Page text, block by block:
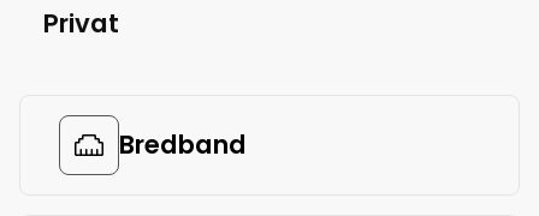
Privat
Bredband